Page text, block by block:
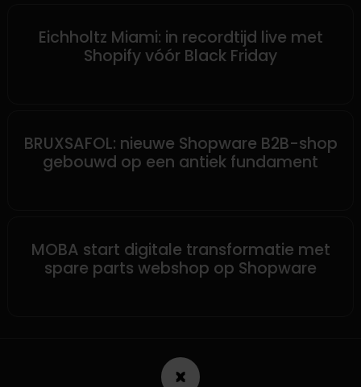
Eichholtz Miami: in recordtijd live met
Shopify vóór Black Friday
BRUXSAFOL: nieuwe Shopware B2B-shop
gebouwd op een antiek fundament
MOBA start digitale transformatie met
spare parts webshop op Shopware